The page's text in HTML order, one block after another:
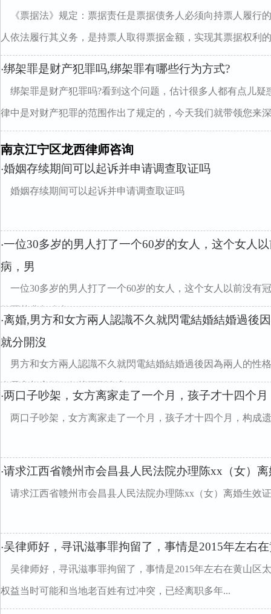
《票据法》规定：票据责任是票据债务人必须向持票人履行
人依法履行其义务，是持票人取得票据金额，实现其票据权利
·绑架罪是财产犯罪吗,绑架罪有哪些行为方式?
绑架罪是财产犯罪吗?看到这个问题，估计很多人都有点儿
律中是对财产犯罪的范围作出了规定的，今天我们就带领您来
南京江宁区龙西律师咨询
·婚姻存续期间可以起诉并申请调查取证吗
婚姻存续期间可以起诉并申请调查取证吗
·一位30多岁的男人打了一个60岁的女人，这个女人
病，男
一位30多岁的男人打了一个60岁的女人，这个女人以前没有
笫医药费怎么办
·离婚,男方和女方兩人認識不久就閃電結婚結婚過後
就分開沒
男方和女方兩人認識不久就閃電結婚結婚過後因為兩人的性
在男方想离婚，但找不到女方
·两口子吵架，女方离家走了一个月，孩子才十四个
两口子吵架，女方离家走了一个月，孩子才十四个月，构成
·请求江西省赣州市会昌县人民法院办理陈xx（女）
请求江西省赣州市会昌县人民法院办理陈xx（女）离婚生效
·吴律师好，寻讯滋事罪拘留了，事情是2015年左右
吴律师好，寻讯滋事罪拘留了，事情是2015年左右在黄山区
权益当时可能和当地老百姓有过冲突，已经离职多年...